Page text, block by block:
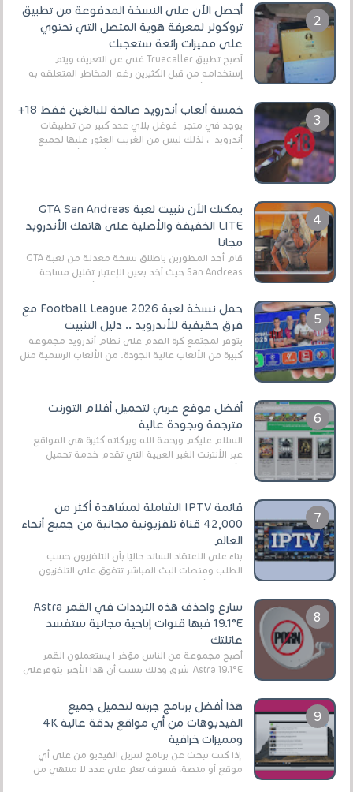
أحصل الآن على النسخة المدفوعة من تطبيق
تروكولر لمعرفة هوية المتصل التي تحتوي
على مميزات رائعة ستعجبك
أصبح تطبيق Truecaller غني عن التعريف ويتم
إستخدامه من قبل الكثيرين رغم المخاطر المتعلقه به
وذلك من أجل التخلص من المضايقات الكثيرة في
خمسة ألعاب أندرويد صالحة للبالغين فقط 18+
يوجد في متجر غوغل بلاي عدد كبير من تطبيقات
أندرويد ، لذلك ليس من الغريب العثور عليها لجميع
أنواع الجماهير. هذه المرة نقدم 5 ألعاب أند...
يمكنك الآن تثبيت لعبة GTA San Andreas
LITE الخفيفة والأصلية على هاتفك الأندرويد
مجانا
قام أحد المطورين بإطلاق نسخة معدلة من لعبة GTA
San Andreas حيث أخد بعين الإعتبار تقليل مساحة
حمل نسخة لعبة Football League 2026 مع
فرق حقيقية للأندرويد .. دليل التثبيت
يتوفر لمجتمع كرة القدم على نظام أندرويد مجموعة
كبيرة من الألعاب عالية الجودة. من الألعاب الرسمية مثل
أفضل موقع عربي لتحميل أفلام التورنت
مترجمة وبجودة عالية
السلام عليكم ورحمة الله وبركاته كثيرة هي المواقع
عبر الأنترنت الغير العربية التي تقدم خدمة تحميل
الأفلام على التورنت ، ومعظم هذه المواقع ل...
قائمة IPTV الشاملة لمشاهدة أكثر من
42,000 قناة تلفزيونية مجانية من جميع أنحاء
العالم
بناءً على الاعتقاد السائد حاليًا بأن التلفزيون حسب
الطلب ومنصات البث المباشر تتفوق على التلفزيون
الرقمي الأرضي التقليدي، يُعدّ IPTV-org خيار...
سارع واحذف هذه الترددات في القمر Astra
19.1°E فبها قنوات إباحية مجانية ستفسد
عائلتك
أصبح مجموعة من الناس مؤخر ا يستعملون القمر
Astra 19.1°E شرق وذلك بسبب أن هذا الأخير يتوفرعلى
هذا أفضل برنامج جربته لتحميل جميع
الفيديوهات من أي مواقع بدقة عالية 4K
ومميزات خرافية
إذا كنت تبحث عن برنامج لتنزيل الفيديو من على أي
موقع أو منصة، فسوف تعثر على عدد لا منتهي من